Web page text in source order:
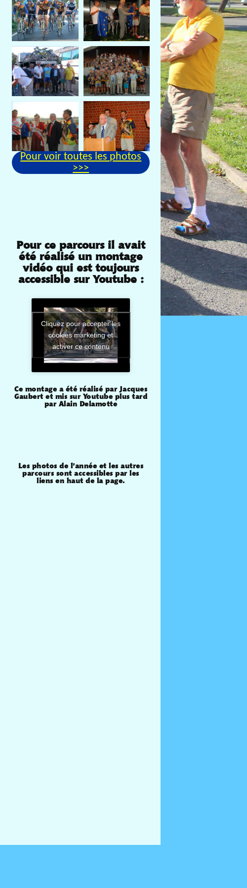
Pour voir toutes les photos
>>>
Pour ce parcours il avait
été réalisé un montage
vidéo qui est toujours
accessible sur Youtube :
Cliquez pour accepter les
cookies marketing et
activer ce contenu
Ce montage a été réalisé par Jacques
Gaubert et mis sur Youtube plus tard
par Alain Delamotte
Les photos de l’année et les autres
parcours sont accessibles par les
liens en haut de la page.